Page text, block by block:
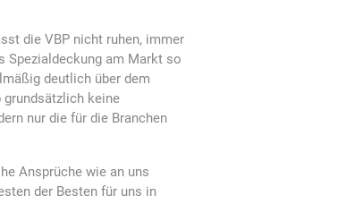
die VBP nicht ruhen, immer
Spezialdeckung am Markt so
deutlich über dem
keine
nur die für die Branchen
Ansprüche wie an uns
der Besten für uns in